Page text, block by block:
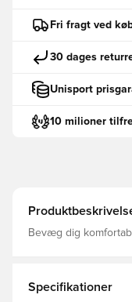
Fri fragt ved
30 dages
Unisport
10 milioner
Bevæg dig
øget fleksibilitet og
sikrer perfekt pasform, som
Specifikationer